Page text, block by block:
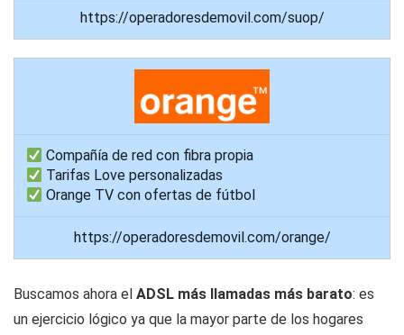
https://operadoresdemovil.com/suop/
Compañía de red con fibra propia
Tarifas Love personalizadas
Orange TV con ofertas de fútbol
https://operadoresdemovil.com/orange/
Buscamos ahora el ADSL más llamadas más barato: es
un ejercicio lógico ya que la mayor parte de los hogares